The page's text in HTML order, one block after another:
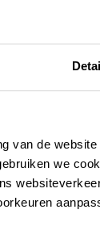
van de
we